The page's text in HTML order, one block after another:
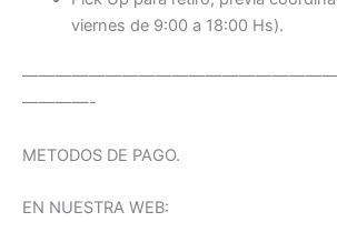
viernes de 9:00 a 18:00 Hs).
————-
METODOS DE PAGO.
EN NUESTRA WEB: